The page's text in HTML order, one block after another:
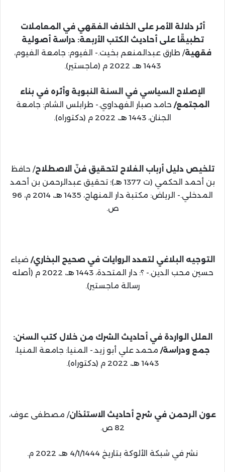
أثر دلالة الأمر على الخلاف الفقهي في المعاملات
تطبيقًا على أحاديث الكتب الأربعة: دراسة أصولية
فقهية/ طارق عبدالمنعم بخيت.- الفيوم: جامعة الفيوم،
1443 هـ، 2022 م (ماجستير).
الإصلاح السياسي في السنة النبوية وأثره في بناء
المجتمع/ حامد صبار الفهداوي.- طرابلس الشام: جامعة
الجنان، 1443 هـ، 2022 م (دكتوراه).
تلخيص دليل أرباب الفلاح لتحقيق فنّ الاصطلاح/ حافظ
بن أحمد الحكمي (ت 1377 هـ)؛ تحقيق عبدالرحمن بن أحمد
المدخلي.- الرياض: مكتبة دار المنهاج، 1435 هـ، 2014 م، 96
ص.
التوجيه البلاغي لتعدد الروايات في صحيح البخاري/ ضياء
حسين محب الدين.- ؟: دار المتحدة، 1443 هـ، 2022 م (أصله
رسالة ماجستير).
العلل الواردة في أحاديث الشرك من خلال كتب السنن:
جمع ودراسة/ محمد علي أبو زيد.- المنيا: جامعة المنيا،
1443 هـ، 2022 م (دكتوراه).
عون الرحمن في شرح أحاديث الاستئذان/ مصطفى عوف،
82 ص.
نشر في شبكة الألوكة بتاريخ 4/1/1444 هـ، 2022 م.